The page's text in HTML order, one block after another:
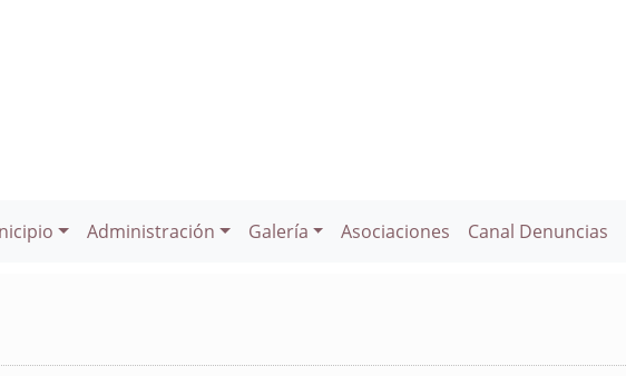
Administración Galería Asociaciones Canal Denuncias